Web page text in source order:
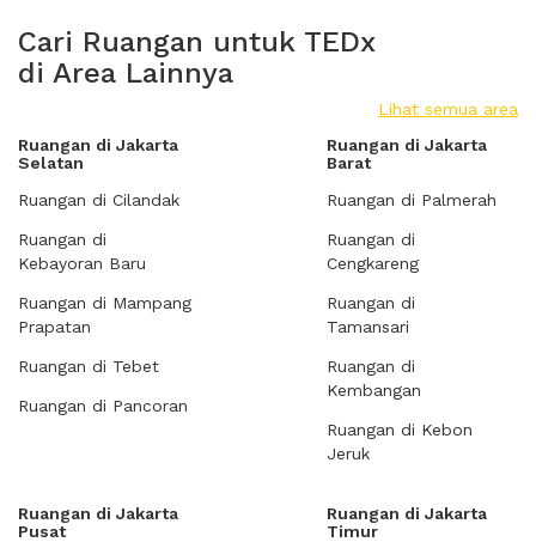
Cari Ruangan untuk TEDx
di Area Lainnya
Lihat semua area
Ruangan di Jakarta
Selatan
Ruangan di Cilandak
Ruangan di
Kebayoran Baru
Ruangan di Mampang
Prapatan
Ruangan di Tebet
Ruangan di Pancoran
Ruangan di Jakarta
Barat
Ruangan di Palmerah
Ruangan di
Cengkareng
Ruangan di
Tamansari
Ruangan di
Kembangan
Ruangan di Kebon
Jeruk
Ruangan di Jakarta
Pusat
Ruangan di Jakarta
Timur